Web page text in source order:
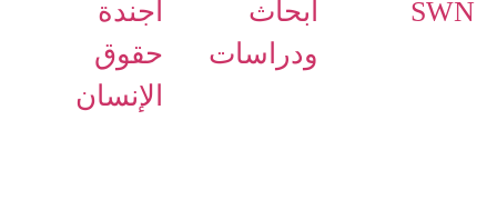
SWN
أبحاث
ودراسات
أجندة
حقوق
الإنسان